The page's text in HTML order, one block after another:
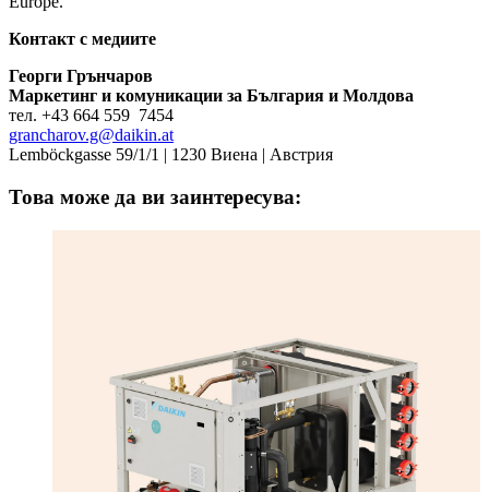
Контакт с медиите
Георги Грънчаров
Маркетинг и комуникации за България и Молдова
тел. +43 664 559 7454
grancharov.g@daikin.at
Lemböckgasse 59/1/1 | 1230 Виена | Австрия
Това може да ви заинтересува: